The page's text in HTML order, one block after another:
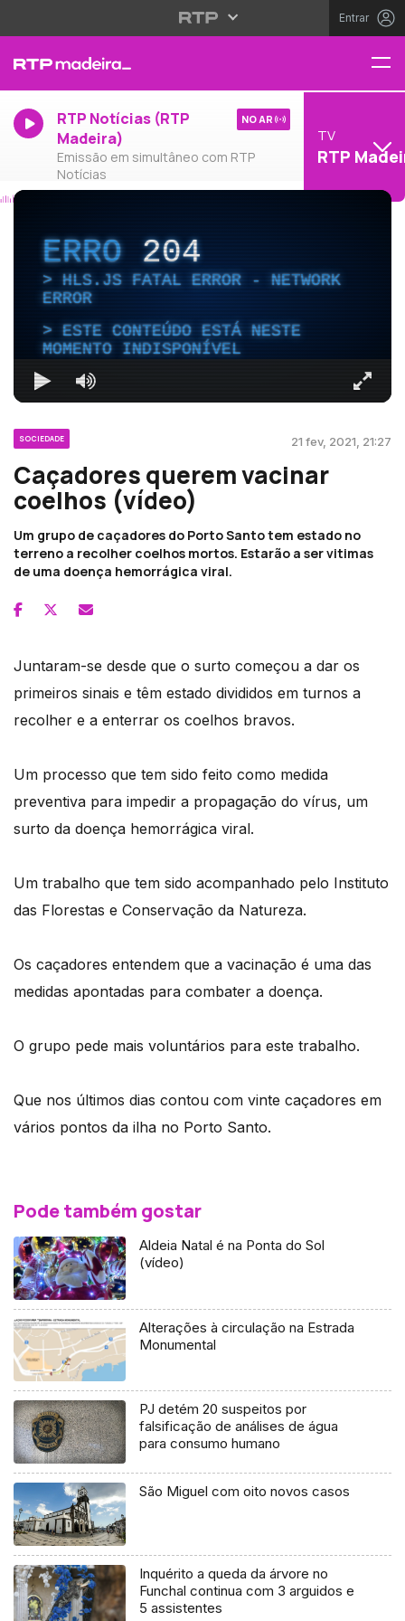
Entrar
RTP Notícias (RTP
Madeira)
Emissão em simultâneo com RTP
Notícias
NO AR
TV
RTP
ERRO204
HLS.JS FATAL ERROR - NETWORK
ERROR
ESTE CONTEÚDO ESTÁ NESTE
MOMENTO INDISPONÍVEL
SOCIEDADE 21 fev, 2021, 21:27
Caçadores querem vacinar
coelhos (vídeo)
Um grupo de caçadores do Porto Santo tem estado no
terreno a recolher coelhos mortos. Estarão a ser vitimas
de uma doença hemorrágica viral.
Juntaram-se desde que o surto começou a dar os
primeiros sinais e têm estado divididos em turnos a
recolher e a enterrar os coelhos bravos.
Um processo que tem sido feito como medida
preventiva para impedir a propagação do vírus, um
surto da doença hemorrágica viral.
Um trabalho que tem sido acompanhado pelo Instituto
das Florestas e Conservação da Natureza.
Os caçadores entendem que a vacinação é uma das
medidas apontadas para combater a doença.
O grupo pede mais voluntários para este trabalho.
Que nos últimos dias contou com vinte caçadores em
vários pontos da ilha no Porto Santo.
Pode também gostar
Aldeia Natal é na Ponta do Sol
(vídeo)
Alterações à circulação na Estrada
Monumental
PJ detém 20 suspeitos por
falsificação de análises de água
para consumo humano
São Miguel com oito novos casos
Inquérito a queda da árvore no
Funchal continua com 3 arguidos e
5 assistentes